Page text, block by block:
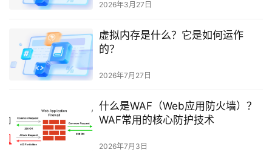
2026年3月27日
虚拟内存是什么？它是如何运作
的？
2026年7月27日
什么是WAF（Web应用防火墙）？
WAF常用的核心防护技术
2026年7月3日